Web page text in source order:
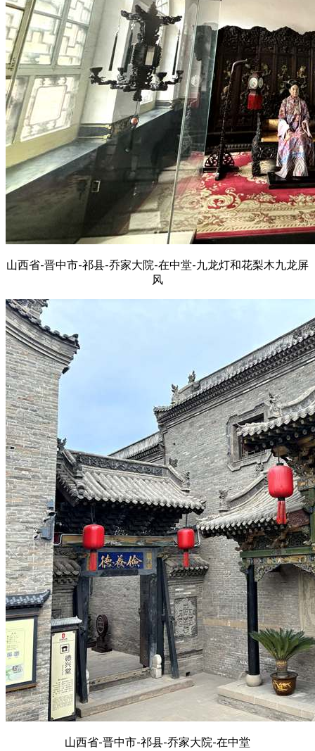
山西省-晋中市-祁县-乔家大院-在中堂-九龙灯和花梨木九龙屏
风
山西省-晋中市-祁县-乔家大院-在中堂